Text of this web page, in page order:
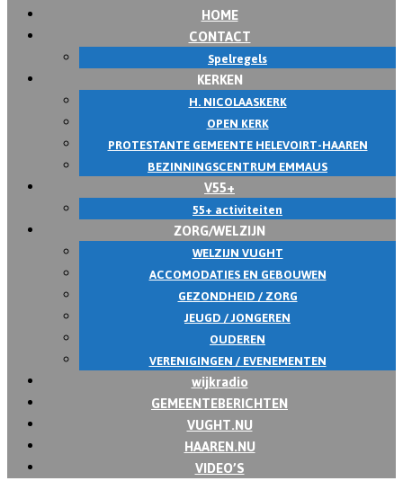
HOME
CONTACT
Spelregels
KERKEN
H. NICOLAASKERK
OPEN KERK
PROTESTANTE GEMEENTE HELEVOIRT-HAAREN
BEZINNINGSCENTRUM EMMAUS
V55+
55+ activiteiten
ZORG/WELZIJN
WELZIJN VUGHT
ACCOMODATIES EN GEBOUWEN
GEZONDHEID / ZORG
JEUGD / JONGEREN
OUDEREN
VERENIGINGEN / EVENEMENTEN
wijkradio
GEMEENTEBERICHTEN
VUGHT.NU
HAAREN.NU
VIDEO’S